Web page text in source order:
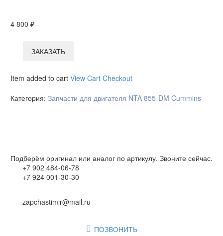
4 800 ₽
ЗАКАЗАТЬ
Item added to cart View Cart Checkout
Категория: Запчасти для двигателя NTA 855-DM Cummins
Подберём оригинал или аналог по артикулу. Звоните сейчас.
+7 902 484-06-78
+7 924 001-30-30
zapchastimir@mail.ru
 ПОЗВОНИТЬ